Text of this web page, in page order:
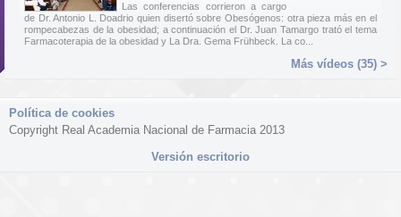
Las conferencias corrieron a cargo
de Dr. Antonio L. Doadrio quien disertó sobre Obesógenos: otra pieza más en el
rompecabezas de la obesidad; a continuación el Dr. Juan Tamargo trató el tema
Farmacoterapia de la obesidad y La Dra. Gema Frühbeck. La co...
Más vídeos (35) >
Política de cookies
Copyright Real Academia Nacional de Farmacia 2013
Versión escritorio